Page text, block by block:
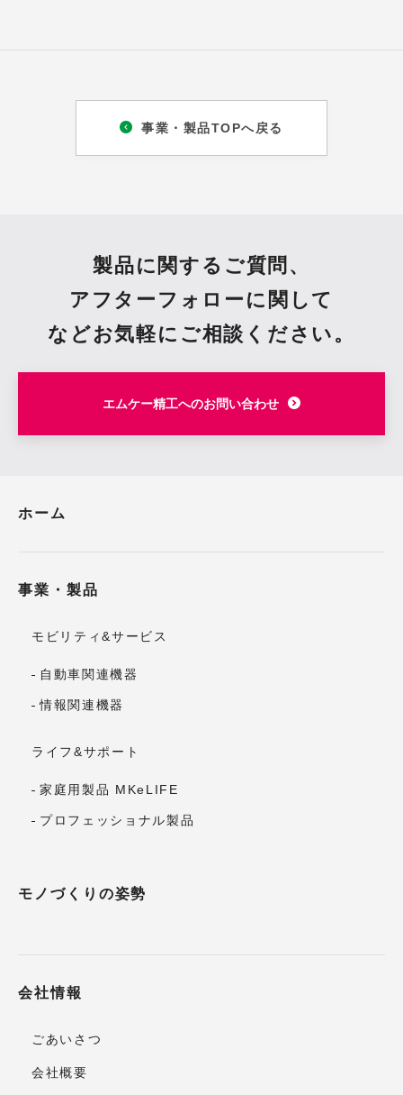
事業・製品TOPへ戻る
製品に関するご質問、
アフターフォローに関して
などお気軽にご相談ください。
エムケー精工へのお問い合わせ
ホーム
事業・製品
モビリティ&サービス
自動車関連機器
情報関連機器
ライフ&サポート
家庭用製品 MKeLIFE
プロフェッショナル製品
モノづくりの姿勢
会社情報
ごあいさつ
会社概要